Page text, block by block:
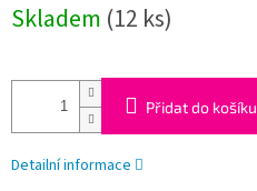
cena:
Skladem (12 ks)
Přidat do košíku
Detailní informace